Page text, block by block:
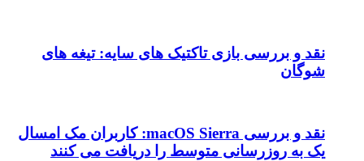
نقد و بررسی بازی تاکتیک های سایه: تیغه های
شوگان
نقد و بررسی macOS Sierra: کاربران مک امسال
یک به روزرسانی متوسط را دریافت می کنند